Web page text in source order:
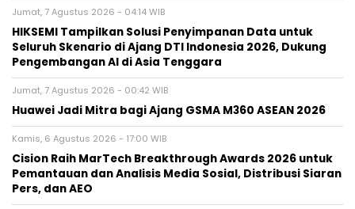
Jumat, 7 Agustus 2026 - 04:14 WIB
HIKSEMI Tampilkan Solusi Penyimpanan Data untuk
Seluruh Skenario di Ajang DTI Indonesia 2026, Dukung
Pengembangan AI di Asia Tenggara
Jumat, 7 Agustus 2026 - 00:42 WIB
Huawei Jadi Mitra bagi Ajang GSMA M360 ASEAN 2026
Kamis, 6 Agustus 2026 - 17:00 WIB
Cision Raih MarTech Breakthrough Awards 2026 untuk
Pemantauan dan Analisis Media Sosial, Distribusi Siaran
Pers, dan AEO